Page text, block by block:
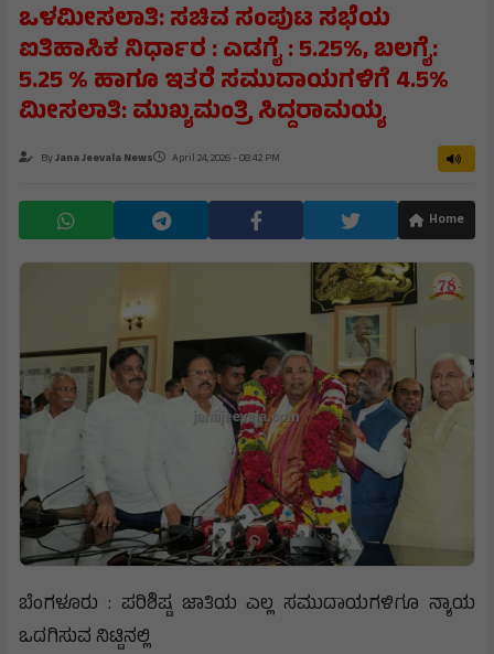
ಒಳಮೀಸಲಾತಿ: ಸಚಿವ ಸಂಪುಟ ಸಭೆಯ
ಐತಿಹಾಸಿಕ ನಿರ್ಧಾರ : ಎಡಗೈ : 5.25%, ಬಲಗೈ:
5.25 % ಹಾಗೂ ಇತರೆ ಸಮುದಾಯಗಳಿಗೆ 4.5%
ಮೀಸಲಾತಿ: ಮುಖ್ಯಮಂತ್ರಿ ಸಿದ್ದರಾಮಯ್ಯ
ByJana Jeevala News April 24, 2026 - 08:42 PM
Home
ಬೆಂಗಳೂರು : ಪರಿಶಿಷ್ಟ ಜಾತಿಯ ಎಲ್ಲ ಸಮುದಾಯಗಳಿಗೂ ನ್ಯಾಯ
ಒದಗಿಸುವ ನಿಟ್ಟಿನಲ್ಲಿ